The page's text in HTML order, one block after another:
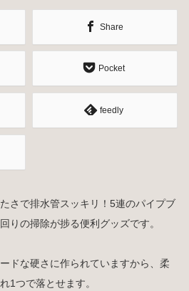
Share
Pocket
feedly
さで排水管スッキリ！5連のパイプブ
りの掃除が捗る便利グッズです。
ドな硬さに作られていますから、柔
1つで落とせます。